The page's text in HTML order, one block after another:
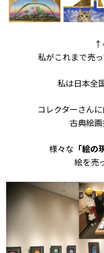
↑
私がこれまで売
私は日本全
コレクターさん
古典絵
様々な 「絵の
絵を売